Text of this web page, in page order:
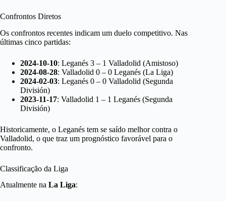
Confrontos Diretos
Os confrontos recentes indicam um duelo competitivo. Nas
últimas cinco partidas:
2024-10-10: Leganés 3 – 1 Valladolid (Amistoso)
2024-08-28: Valladolid 0 – 0 Leganés (La Liga)
2024-02-03: Leganés 0 – 0 Valladolid (Segunda
División)
2023-11-17: Valladolid 1 – 1 Leganés (Segunda
División)
Historicamente, o Leganés tem se saído melhor contra o
Valladolid, o que traz um prognóstico favorável para o
confronto.
Classificação da Liga
Atualmente na La Liga: